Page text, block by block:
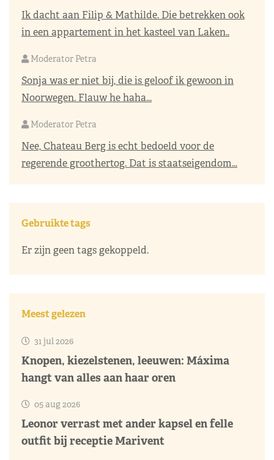
Ik dacht aan Filip & Mathilde. Die betrekken ook
in een appartement in het kasteel van Laken..
Moderator Petra
Sonja was er niet bij, die is geloof ik gewoon in
Noorwegen. Flauw he haha...
Moderator Petra
Nee, Chateau Berg is echt bedoeld voor de
regerende groothertog. Dat is staatseigendom...
Gebruikte tags
Er zijn geen tags gekoppeld.
Meest gelezen
31 jul 2026
Knopen, kiezelstenen, leeuwen: Máxima
hangt van alles aan haar oren
05 aug 2026
Leonor verrast met ander kapsel en felle
outfit bij receptie Marivent